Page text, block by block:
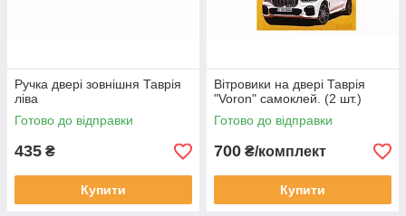
Ручка двері зовнішня Таврія
ліва
Готово до відправки
435 ₴
Купити
Вітровики на двері Таврія
"Voron" самоклей. (2 шт.)
Готово до відправки
700 ₴/комплект
Купити